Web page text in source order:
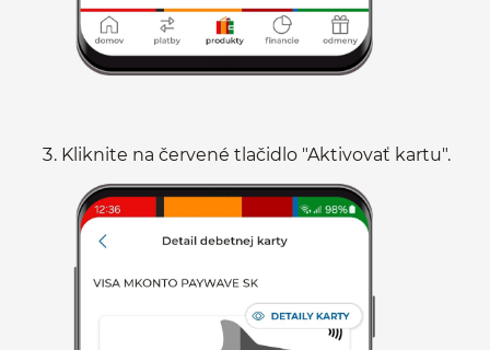
Kliknite na červené tlačidlo "Aktivovať kartu".